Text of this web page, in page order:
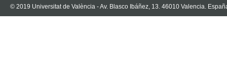
© 2019 Universitat de València - Av. Blasco Ibáñez, 13. 46010 Valencia.